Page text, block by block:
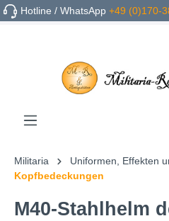
Hotline / WhatsApp+49 (0)170-
Militaria
Uniformen, Effekten
Kopfbedeckungen
M40-Stahlhelm